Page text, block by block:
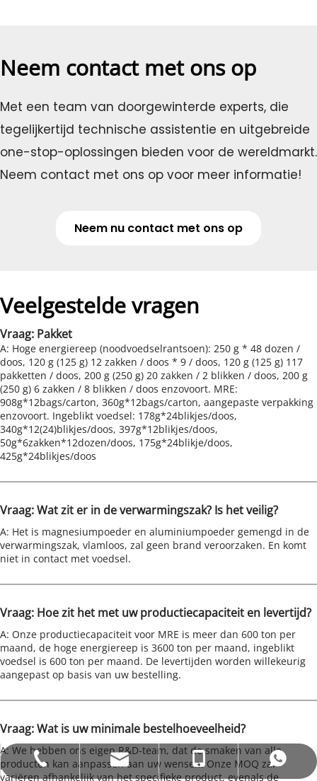
Neem contact met ons op
Met een team van doorgewinterde experts, die
tegelijkertijd technische assistentie en uitgebreide
one-stop-oplossingen bieden voor de wereldmarkt.
Neem contact met ons op voor meer informatie!
Neem nu contact met ons op
Veelgestelde vragen
Vraag: Pakket
A: Hoge energiereep (noodvoedselrantsoen): 250 g * 48 dozen /
doos, 120 g (125 g) 12 zakken / doos * 9 / doos, 120 g (125 g) 117
pakketten / doos, 200 g (250 g) 20 zakken / 2 blikken / doos, 200 g
(250 g) 6 zakken / 8 blikken / doos enzovoort. MRE:
908g*12bags/carton, 360g*12bags/carton, aangepaste verpakking
enzovoort. Ingeblikt voedsel: 178g*24blikjes/doos,
340g*12(24)blikjes/doos, 397g*12blikjes/doos,
50g*6zakken*12dozen/doos, 175g*24blikje/doos,
425g*24blikjes/doos
Vraag: Wat zit er in de verwarmingszak? Is het veilig?
A: Het is magnesiumpoeder en aluminiumpoeder gemengd in de
verwarmingszak, vlamloos, zal geen brand veroorzaken. En komt
niet in contact met voedsel.
Vraag: Hoe zit het met uw productiecapaciteit en levertijd?
A: Onze productiecapaciteit voor MRE is meer dan 600 ton per
maand, de hoge energiereep is 3600 ton per maand, ingeblikt
voedsel is 600 ton per maand. De levertijden worden willekeurig
aangepast op basis van uw bestelling.
Vraag: Wat is uw minimale bestelhoeveelheid?
A: We hebben ons eigen R&D-team, dat de smaken van alle
producten kan aanpassen aan uw wensen. Onze MOQ zal
variëren afhankelijk van het specifieke product, evenals de
+86-335-3957085
bettyzhang@qhdhysp.com
+86- 13133515208
+86 13133515208